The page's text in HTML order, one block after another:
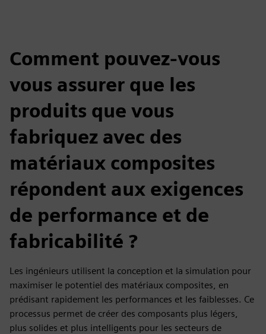
Comment pouvez-vous
vous assurer que les
produits que vous
fabriquez avec des
matériaux composites
répondent aux exigences
de performance et de
fabricabilité ?
Les ingénieurs utilisent la conception et la simulation pour
maximiser le potentiel des matériaux composites, en
prédisant rapidement les performances et les faiblesses. Ce
processus permet de créer des composants plus légers,
plus solides et plus intelligents pour les secteurs de